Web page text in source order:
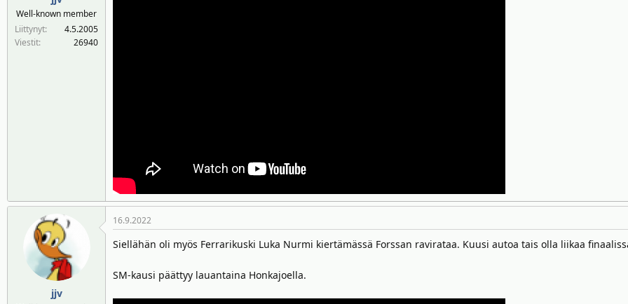
Well-known member
Liittynyt
4.5.2005
Viestit
26940
jjv
16.9.2022
Siellähän oli myös Ferrarikuski Luka Nurmi kiertämässä Forssan ravirataa. Kuusi autoa tais olla liikaa
SM-kausi päättyy lauantaina Honkajoella.